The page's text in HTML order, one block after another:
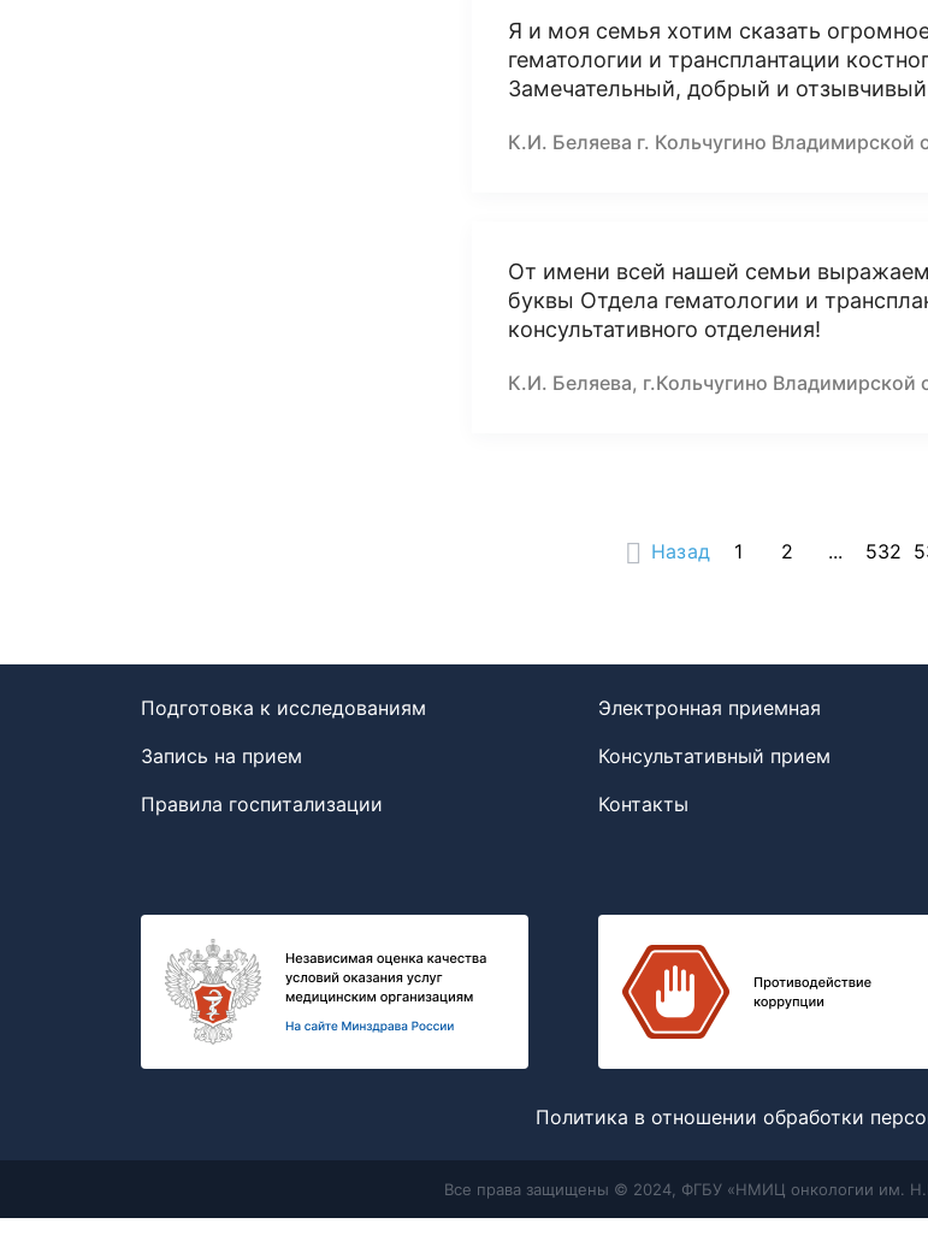
Я и моя семья хотим сказать
гематологии и трансплантации
Замечательный, добрый и отзывчивый
К.И. Беляева г. Кольчугино Владимирской
От имени всей нашей семьи
буквы Отдела гематологии и
консультативного отделения!
К.И. Беляева, г.Кольчугино Владимирской
Назад 1 2 ... 532
Подготовка к исследованиям
Запись на прием
Правила госпитализации
Электронная приемная
Консультативный прием
Контакты
Политика в отношении обработки
Все права защищены © 2024, ФГБУ «НМИЦ онкологии им.